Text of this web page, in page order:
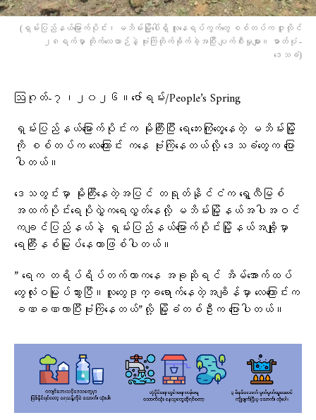
(ရှမ်းပြည်နယ်မြောက်ပိုင်း၊ မဘိမ်းမြို့ပေါ်ရှိ လူနေရပ်ကွက်တွေ စစ်တပ်က ဇူလိုင်
၂၈ရက်မှာ တိုက်လေယာဉ်နဲ့ ဗုံးကြဲတိုက်ခိုက်ခဲ့အပြီး ပျက်စီးမှုများ။ ဓာတ်ပုံ -
ဒေသခံ)
ဩဂုတ်-၇၊၂၀၂၆။ဇော်ရမ်း/People’s Spring
ရှမ်းပြည်နယ်မြောက်ပိုင်းက မိုးကြီးပြီး ရေဘေးကြုံတွေ့နေတဲ့ မဘိမ်းမြို့
ကို စစ်တပ်က လေကြောင်း ကနေ ဗုံးကြဲနေတယ်လို့ ဒေသခံတွေက ပြော
ပါတယ်။
ဒေသတွင်းမှာ မိုးကြီးနေတဲ့အပြင် တရုတ်နိုင်ငံက ရွှေလီမြစ်
အထက်ပိုင်းရေပိုလွှဲက​ရေလွှတ်နေလို့ မဘိမ်းမြို့နယ်အပါအဝင်
ကချင်ပြည်နယ်နဲ့ ရှမ်းပြည်နယ်မြောက်ပိုင်းမြို့နယ်အချို့မှာ
ရေကြီးနစ်မြုပ်နေတာဖြစ်ပါတယ်။
” ရေက တရိပ်ရိပ်တက်တာကနေ အခုဆိုရင် အိမ်အောက်ထပ်
တွေလုံးဝမြုပ်သွားပြီ။လူတွေဒုက္ခရောက်နေတဲ့အချိန်မှာ လေကြောင်းက
ခဏခဏလာပြီးဗုံးကြဲနေတယ်”လို့ မြို့ခံတစ်ဦးက ပြောပါတယ်။